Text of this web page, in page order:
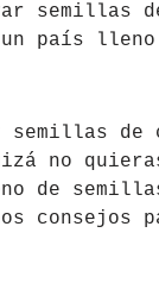
semillas
un país
semillas
no
semillas.
consejos